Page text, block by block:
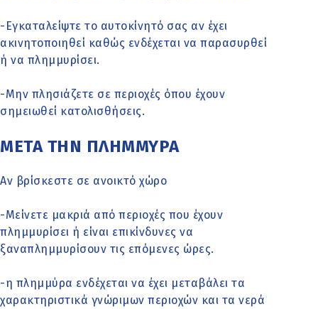
-Εγκαταλείψτε το αυτοκίνητό σας αν έχει
ακινητοποιηθεί καθώς ενδέχεται να παρασυρθεί
ή να πλημμυρίσει.
-Μην πλησιάζετε σε περιοχές όπου έχουν
σημειωθεί κατολισθήσεις.
ΜΕΤΑ ΤΗΝ ΠΛΗΜΜΥΡΑ
Αν βρίσκεστε σε ανοικτό χώρο
-Μείνετε μακριά από περιοχές που έχουν
πλημμυρίσει ή είναι επικίνδυνες να
ξαναπλημμυρίσουν τις επόμενες ώρες.
-η πλημμύρα ενδέχεται να έχει μεταβάλει τα
χαρακτηριστικά γνώριμων περιοχών και τα νερά